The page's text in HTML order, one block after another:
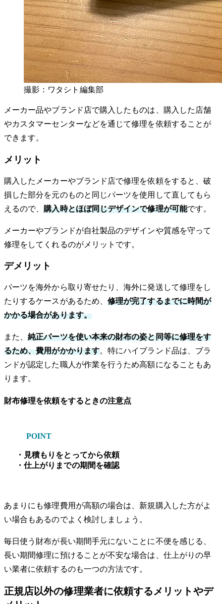
撮影：ワタシト編集部
メーカー品やブランド店で購入したものは、購入した店舗
やカスタマーセンターなどを通じて修理を依頼することが
できます。
メリット
購入したメーカーやブランド店で修理を依頼をすると、破
損した部分を元のものと同じパーツを使用して直してもら
えるので、購入時とほぼ同じデザインで修理が可能です。
メーカーやブランドが自社製品のデザインや質感を守って
修理をしてくれるのがメリットです。
デメリット
パーツを海外から取り寄せたり、海外に発送して修理をし
たりするケースがあるため、修理が完了するまでに時間が
かかる場合があります。
また、純正パーツを使い本来の財布の姿と同等に修理をす
るため、費用がかかります。特にハイブランド品は、ブラ
ンドが認定した職人が作業を行うため高額になることもあ
ります。
財布修理を依頼をするときの注意点
POINT
・見積もりをとってから依頼
・仕上がりまでの期間を確認
あまりにも修理費用が高額の場合は、新規購入した方がよ
い場合もあるのでよく検討しましょう。
毎日使う財布が長い期間手元にないことに不便を感じる、
長い期間修理に預けることが不安な場合は、仕上がりの早
い業者に依頼するのも一つの方法です。
正規店以外の修理業者に依頼するメリットやデ